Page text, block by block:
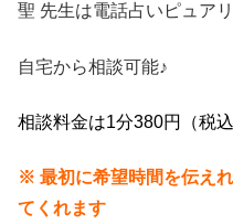
聖 先生は電話占いピュアリ
自宅から相談可能♪
相談料金は1分380円（税込
※ 最初に希望時間を伝え
てくれます